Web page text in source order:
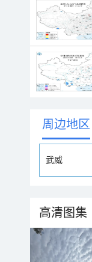
周边地区
武威
高清图集